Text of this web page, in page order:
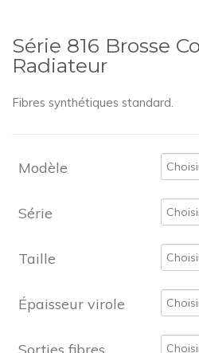
Série 816 Brosse
Radiateur
Fibres synthétiques standard.
Modèle
Série
Taille
Épaisseur virole